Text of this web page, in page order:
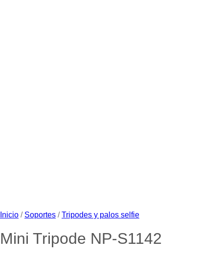
Inicio / Soportes / Tripodes y palos selfie
Mini Tripode NP-S1142